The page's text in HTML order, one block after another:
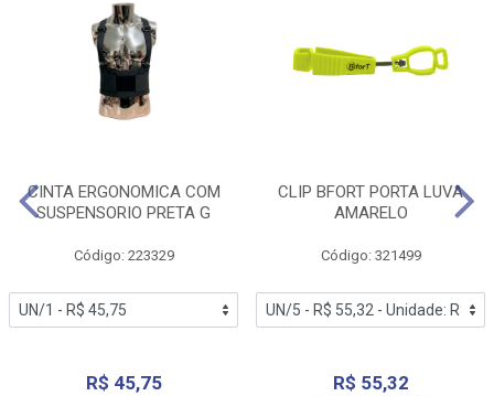
CINTA ERGONOMICA COM
SUSPENSORIO PRETA G
Código: 223329
R$ 45,75
CLIP BFORT PORTA LUVA
AMARELO
Código: 321499
R$ 55,32